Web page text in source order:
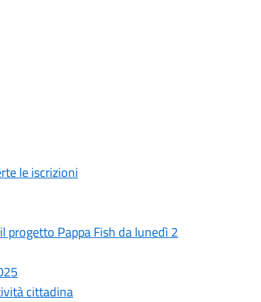
le iscrizioni
progetto Pappa Fish da lunedì 2
cittadina